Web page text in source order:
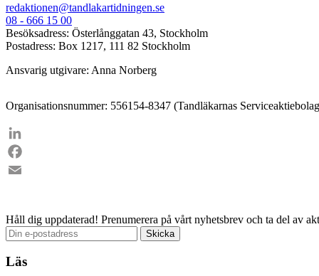
redaktionen@tandlakartidningen.se
08 - 666 15 00
Besöksadress: Österlånggatan 43, Stockholm
Postadress: Box 1217, 111 82 Stockholm
Ansvarig utgivare: Anna Norberg
Organisationsnummer: 556154-8347 (Tandläkarnas
LinkedIn
Facebook
Håll dig uppdaterad! Prenumerera på vårt nyhetsbrev och ta del av
Läs